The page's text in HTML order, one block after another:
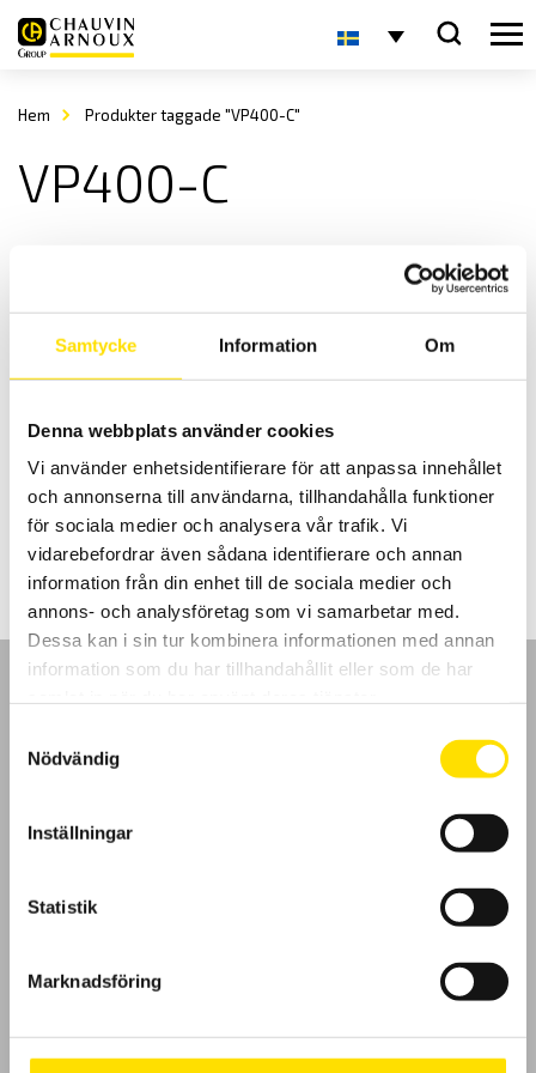
Samtycke Information Om
Denna webbplats använder cookies
Vi använder enhetsidentifierare för att anpassa innehållet
och annonserna till användarna, tillhandahålla funktioner
för sociala medier och analysera vår trafik. Vi
vidarebefordrar även sådana identifierare och annan
information från din enhet till de sociala medier och
annons- och analysföretag som vi samarbetar med.
Dessa kan i sin tur kombinera informationen med annan
information som du har tillhandahållit eller som de har
Nödvändig
Inställningar
Statistik
Marknadsföring
Hem Produkter taggade "VP400-C"
VP400-C
ETL Provspets VP400 med 7-polig kontakt
Provspets för enkel testning vid skyddsledarprov (PE).
3,100.00 kr – 4,500.00kr Prisintervall:
3,100.00 kr
till
4,500.00 kr
LÄS MER